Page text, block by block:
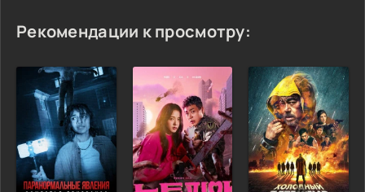
Рекомендации к просмотру: